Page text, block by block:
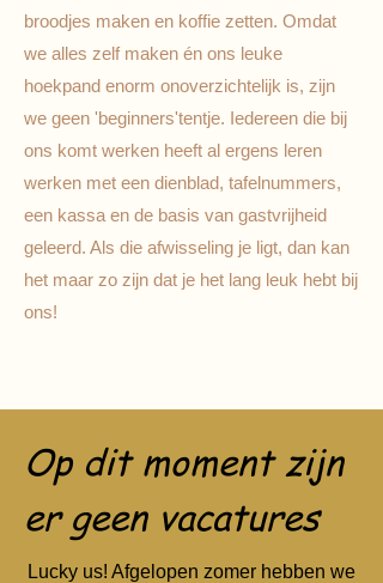
broodjes maken en koffie zetten. Omdat
we alles zelf maken én ons leuke
hoekpand enorm onoverzichtelijk is, zijn
we geen 'beginners'tentje. Iedereen die bij
ons komt werken heeft al ergens leren
werken met een dienblad, tafelnummers,
een kassa en de basis van gastvrijheid
geleerd. Als die afwisseling je ligt, dan kan
het maar zo zijn dat je het lang leuk hebt bij
ons!
Op dit moment zijn
er geen vacatures
Lucky us! Afgelopen zomer hebben we